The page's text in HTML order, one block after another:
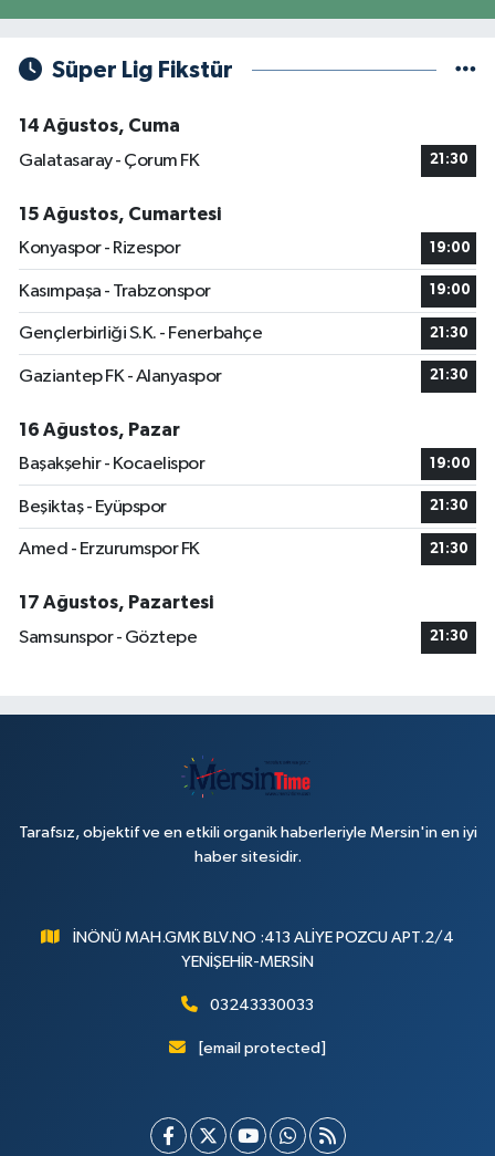
Süper Lig Fikstür
14 Ağustos, Cuma
Galatasaray - Çorum FK
21:30
15 Ağustos, Cumartesi
Konyaspor - Rizespor
19:00
Kasımpaşa - Trabzonspor 19:00
Gençlerbirliği S.K. - Fenerbahçe 21:30
Gaziantep FK - Alanyaspor 21:30
16 Ağustos, Pazar
Başakşehir - Kocaelispor
19:00
Beşiktaş - Eyüpspor 21:30
Amed - Erzurumspor FK 21:30
17 Ağustos, Pazartesi
Samsunspor - Göztepe
21:30
Tarafsız, objektif ve en etkili organik haberleriyle Mersin'in en iyi
haber sitesidir.
İNÖNÜ MAH.GMK BLV.NO :413 ALİYE POZCU APT.2/4
YENİŞEHİR-MERSİN
03243330033
[email protected]